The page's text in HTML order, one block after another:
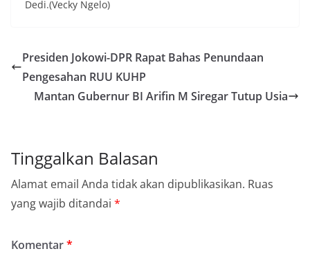
Dedi.(Vecky Ngelo)
Presiden Jokowi-DPR Rapat Bahas Penundaan
Pengesahan RUU KUHP
Mantan Gubernur BI Arifin M Siregar Tutup Usia
Tinggalkan Balasan
Alamat email Anda tidak akan dipublikasikan. Ruas
yang wajib ditandai *
Komentar*